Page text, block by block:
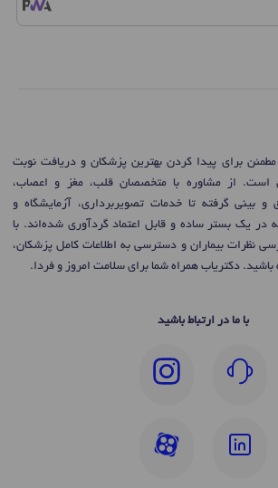
برای پیدا کردن بهترین پزشکان و دریافت نوبت
است. از مشاوره با متخصصان قلب، مغز و اعصاب،
بینی گرفته تا خدمات تصویربرداری، آزمایشگاه و
یک بستر ساده و قابل اعتماد گردآوری شده‌اند. با
نظرات بیماران و دسترسی به اطلاعات کامل پزشکان،
باشید. دکتریاب همراه شما برای سلامت امروز و فردا.
با ما در ارتباط باشید